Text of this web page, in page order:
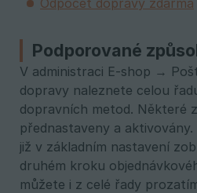
Odpočet dopravy zdarma
Podporované
V administraci E-shop →
dopravy naleznete celou
dopravních metod. Některé
přednastaveny a
již v základním nastavení
druhém kroku
můžete i z celé řady